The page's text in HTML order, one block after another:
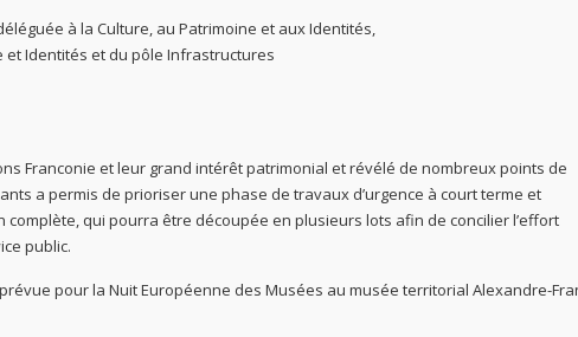
à la Culture, au Patrimoine et aux Identités,
et Identités et du pôle Infrastructures
Franconie et leur grand intérêt patrimonial et révélé de nombreux points de
a permis de prioriser une phase de travaux d’urgence à court terme et
complète, qui pourra être découpée en plusieurs lots afin de concilier l’effort
public.
pour la Nuit Européenne des Musées au musée territorial Alexandre-